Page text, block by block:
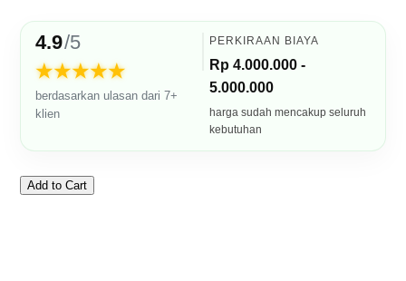
4.9/5
★★★★★
berdasarkan ulasan dari 7+
klien
PERKIRAAN BIAYA
Rp 4.000.000 -
5.000.000
harga sudah mencakup seluruh
kebutuhan
Add to Cart